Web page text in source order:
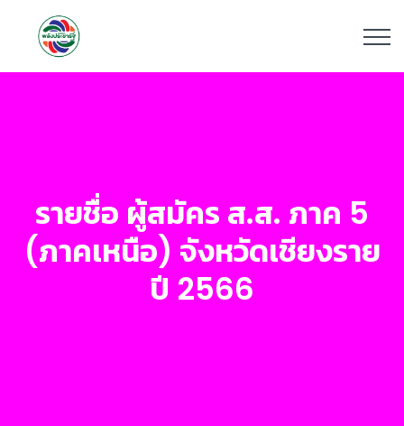
รายชื่อ ผู้สมัคร ส.ส. ภาค 5
(ภาคเหนือ) จังหวัดเชียงราย
ปี 2566